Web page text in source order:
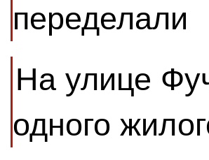
переделали
На улице
одного